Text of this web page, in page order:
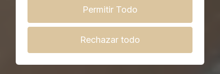
Permitir Todo
Rechazar todo